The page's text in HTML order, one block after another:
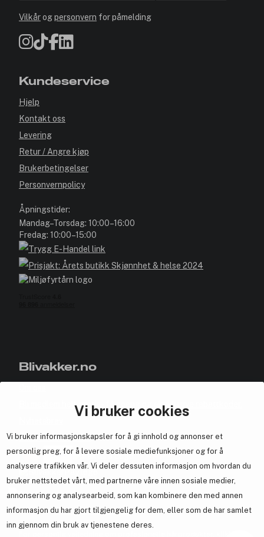
Vi bruker cookies
Vi bruker informasjonskapsler for å gi innhold og annonser et
personlig preg, for å levere sosiale mediefunksjoner og for å
analysere trafikken vår. Vi deler dessuten informasjon om hvordan du
bruker nettstedet vårt, med partnerne våre innen sosiale medier,
annonsering og analysearbeid, som kan kombinere den med annen
informasjon du har gjort tilgjengelig for dem, eller som de har samlet
inn gjennom din bruk av tjenestene deres.
Vilkårogpersonvern for påmelding
Kundeservice
Hjelp
Kontakt oss
Levering
Retur / Angre kjøp
Brukerbetingelser
Personvernpolicy
Åpningstider:
Mandag–Torsdag: 10:00–16:00
Fredag: 10:00–15:00
Blivakker.no
Bli medlem helt gratis - få poeng og eksklusive rabattkoder.
Samarbeid med oss
En del avBrandsdal Group AS